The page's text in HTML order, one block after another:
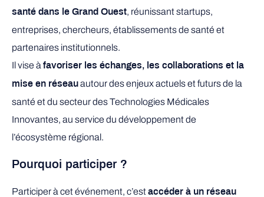
santé dans le Grand Ouest, réunissant startups,
entreprises, chercheurs, établissements de santé et
partenaires institutionnels.
Il vise à favoriser les échanges, les collaborations et la
mise en réseau autour des enjeux actuels et futurs de la
santé et du secteur des Technologies Médicales
Innovantes, au service du développement de
l’écosystème régional.
Pourquoi participer ?
Participer à cet événement, c’est accéder à un réseau